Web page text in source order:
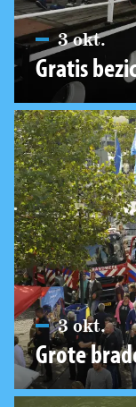
3 okt.
Gratis
3 okt.
Grote